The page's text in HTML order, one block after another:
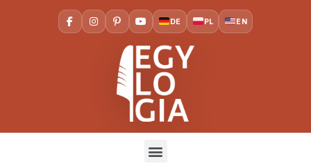
DE PL EN